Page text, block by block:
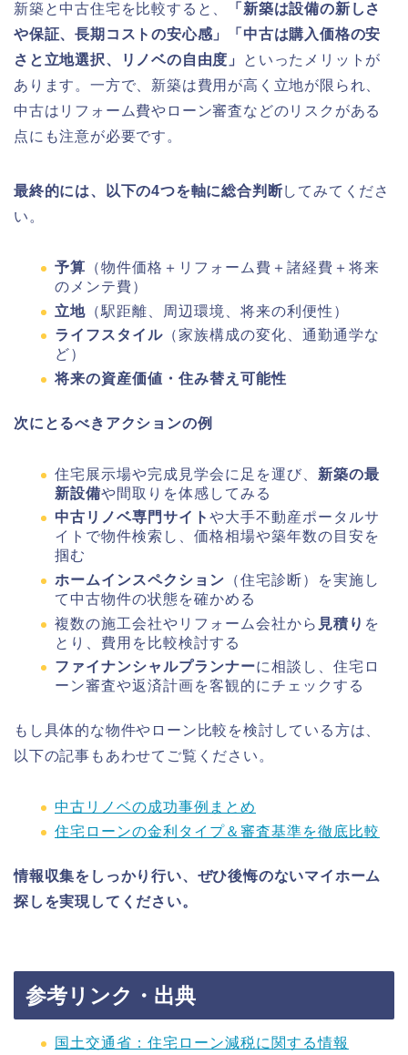
新築と中古住宅を比較すると、
「新築は設備の新しさ
や保証、長期コストの安心感」「中古は購入価格の安
さと立地選択、リノベの自由度」
といったメリットが
あります。一方で、新築は費用が高く立地が限られ、
中古はリフォーム費やローン審査などのリスクがある
点にも注意が必要です。
最終的には、以下の4つを軸に総合判断してみてくださ
い。
予算 （物件価格＋リフォーム費＋諸経費＋将来
のメンテ費）
立地 （駅距離、周辺環境、将来の利便性）
ライフスタイル （家族構成の変化、通勤通学な
ど）
将来の資産価値・住み替え可能性
次にとるべきアクションの例
住宅展示場や完成見学会に足を運び、 新築の最
新設備や間取りを体感してみる
中古リノベ専門サイト や大手不動産ポータルサ
イトで物件検索し、価格相場や築年数の目安を
掴む
ホームインスペクション （住宅診断）を実施し
て中古物件の状態を確かめる
複数の施工会社やリフォーム会社から 見積り を
とり、費用を比較検討する
ファイナンシャルプランナーに相談し、住宅ロ
ーン審査や返済計画を客観的にチェックする
もし具体的な物件やローン比較を検討している方は、
以下の記事もあわせてご覧ください。
中古リノベの成功事例まとめ
住宅ローンの金利タイプ＆審査基準を徹底比較
情報収集をしっかり行い、ぜひ後悔のないマイホーム
探しを実現してください。
参考リンク・出典
国土交通省：住宅ローン減税に関する情報